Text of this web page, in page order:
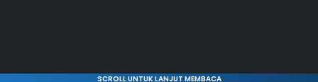
SCROLL UNTUK LANJUT MEMBACA